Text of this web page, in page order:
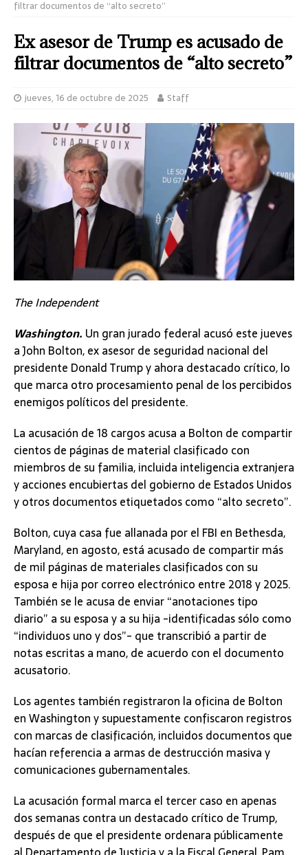
filtrar documentos de “alto secreto”
Ex asesor de Trump es acusado de
filtrar documentos de “alto secreto”
jueves, 16 de octubre de 2025 Staff
The Independent
Washington. Un gran jurado federal acusó este jueves
a John Bolton, ex asesor de seguridad nacional del
presidente Donald Trump y ahora destacado crítico, lo
que marca otro procesamiento penal de los percibidos
enemigos políticos del presidente.
La acusación de 18 cargos acusa a Bolton de compartir
cientos de páginas de material clasificado con
miembros de su familia, incluida inteligencia extranjera
y acciones encubiertas del gobierno de Estados Unidos
y otros documentos etiquetados como “alto secreto”.
Bolton, cuya casa fue allanada por el FBI en Bethesda,
Maryland, en agosto, está acusado de compartir más
de mil páginas de materiales clasificados con su
esposa e hija por correo electrónico entre 2018 y 2025.
También se le acusa de enviar “anotaciones tipo
diario” a su esposa y a su hija -identificadas sólo como
“individuos uno y dos”- que transcribió a partir de
notas escritas a mano, de acuerdo con el documento
acusatorio.
Los agentes también registraron la oficina de Bolton
en Washington y supuestamente confiscaron registros
con marcas de clasificación, incluidos documentos que
hacían referencia a armas de destrucción masiva y
comunicaciones gubernamentales.
La acusación formal marca el tercer caso en apenas
dos semanas contra un destacado crítico de Trump,
después de que el presidente ordenara públicamente